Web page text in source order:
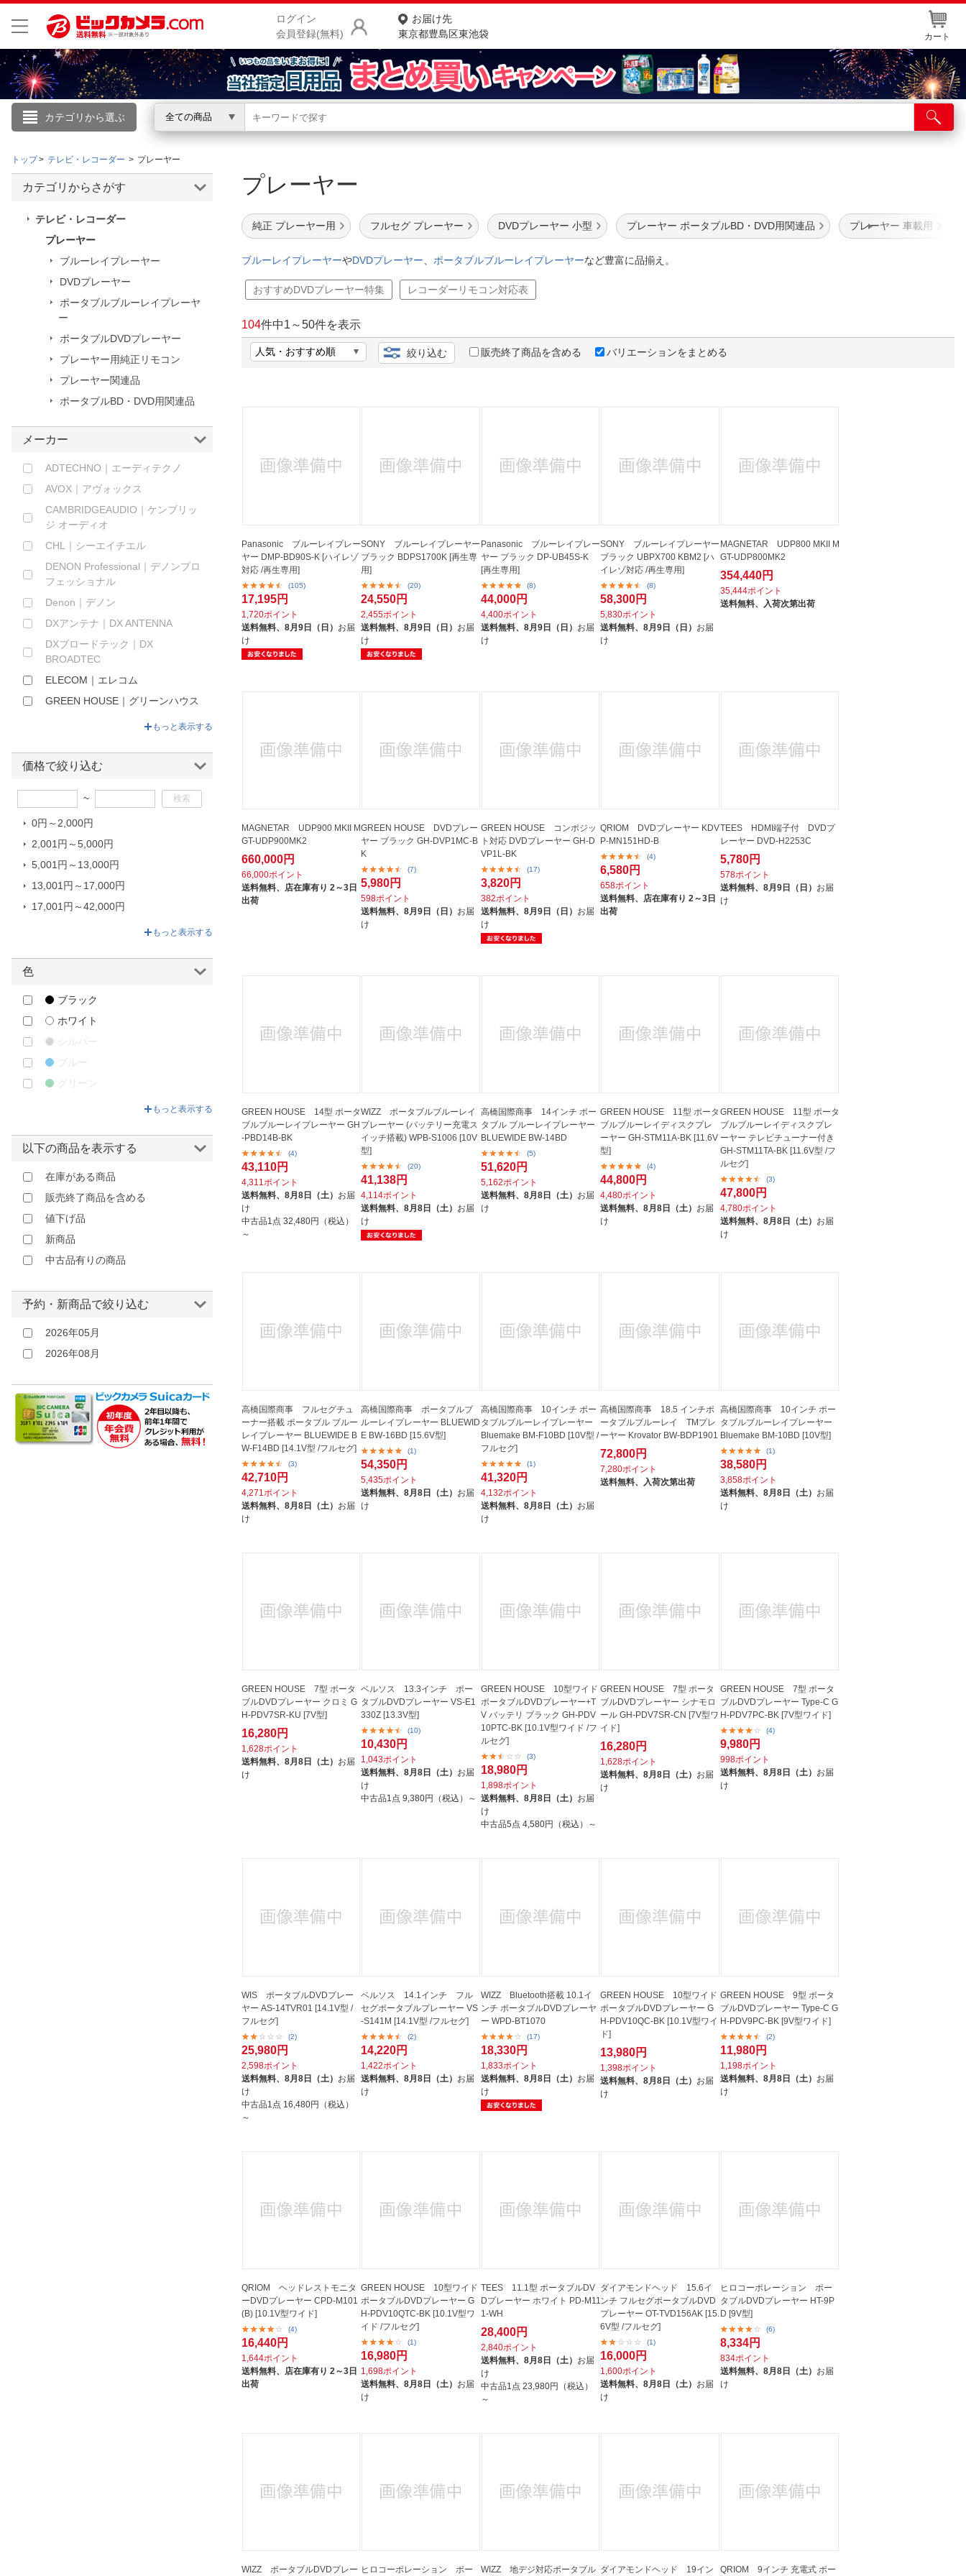
ログイン
会員登録(無料)
お届け先
東京都豊島区東池袋
カート
カテゴリから選ぶ 全ての商品
こんにちは
ログイン
会員メニュー
お買いもの履歴
閲覧履歴
ほしいもの
お知らせ
お客様サポート
ご利用ガイド
ご利用規約
店舗情報・店舗一覧
IR情報
トップ テレビ・レコーダー プレーヤー
プレーヤー
純正 プレーヤー用 フルセグ プレーヤー DVDプレーヤー 小型 プレーヤー ポータブルBD・DVD用関連品 プレーヤー 車載用
ブルーレイプレーヤーやDVDプレーヤー ポータブルブルーレイプレーヤーなど豊富に品揃え。
おすすめDVDプレーヤー特集 レコーダーリモコン対応表
104件中1 ～50件を表示
絞り込む 販売終了商品を含める バリエーションをまとめる
Panasonic ブルーレイプレー
ヤー DMP-BD90S-K [ハイレゾ
対応 /再生専用]
(105)
17,195円
1,720ポイント
送料無料、 8月9日（日） お届
け
SONY ブルーレイプレーヤー
ブラック BDPS1700K [再生専
用]
(20)
24,550円
2,455ポイント
送料無料、8月9日（日） お届
け
Panasonic ブルーレイプレー
ヤー ブラック DP-UB45S-K
[再生専用]
(8)
44,000円
4,400ポイント
送料無料、 8月9日（日） お届
け
SONY ブルーレイプレーヤー
ブラック UBPX700 KBM2 [ハ
イレゾ対応 /再生専用]
(8)
58,300円
5,830ポイント
送料無料、8月9日（日） お届
け
MAGNETAR UDP800 MKII M
GT-UDP800MK2
354,440円
35,444ポイント
送料無料、
入荷次第出荷
MAGNETAR UDP900 MKII M
GT-UDP900MK2
660,000円
66,000ポイント
送料無料、 店在庫有り 2～3日
出荷
GREEN HOUSE DVDプレー
ヤー ブラック GH-DVP1MC-B
K
(7)
5,980円
598ポイント
送料無料、8月9日（日） お届
け
GREEN HOUSE コンポジッ
ト対応 DVDプレーヤー GH-D
VP1L-BK
(17)
3,820円
382ポイント
送料無料、 8月9日（日） お届
け
QRIOM DVDプレーヤー KDV
P-MN151HD-B
(4)
6,580円
658ポイント
送料無料、 店在庫有り 2～3日
出荷
TEES HDMI端子付 DVDプ
レーヤー DVD-H2253C
5,780円
578ポイント
送料無料、 8月9日（日） お届
け
GREEN HOUSE 14型 ポータ
ブルブルーレイプレーヤー GH
-PBD14B-BK
(4)
43,110円
4,311ポイント
送料無料、 8月8日（土） お届
け
中古品1点 32,480円（税込）
～
WIZZ ポータブルブルーレイ
プレーヤー (バッテリー充電ス
イッチ搭載) WPB-S1006 [10V
型]
(20)
41,138円
4,114ポイント
送料無料、8月8日（土） お届
け
高橋国際商事 14インチ ポー
タブル ブルーレイプレーヤー
BLUEWIDE BW-14BD
(5)
51,620円
5,162ポイント
送料無料、 8月8日（土） お届
け
GREEN HOUSE 11型 ポータ
ブルブルーレイディスクプレ
ーヤー GH-STM11A-BK [11.6V
型]
(4)
44,800円
4,480ポイント
送料無料、8月8日（土） お届
け
GREEN HOUSE 11型 ポータ
ブルブルーレイディスクプレ
ーヤー テレビチューナー付き
GH-STM11TA-BK [11.6V型 /フ
ルセグ]
(3)
47,800円
4,780ポイント
送料無料、 8月8日（土） お届
け
高橋国際商事 フルセグチュ
ーナー搭載 ポータブル ブルー
レイプレーヤー BLUEWIDE B
W-F14BD [14.1V型 /フルセグ]
(3)
42,710円
4,271ポイント
送料無料、 8月8日（土） お届
け
高橋国際商事 ポータブルブ
ルーレイプレーヤー BLUEWID
E BW-16BD [15.6V型]
(1)
54,350円
5,435ポイント
送料無料、8月8日（土） お届
け
高橋国際商事 10インチ ポー
タブルブルーレイプレーヤー
Bluemake BM-F10BD [10V型 /
フルセグ]
(1)
41,320円
4,132ポイント
送料無料、 8月8日（土） お届
け
高橋国際商事 18.5 インチポ
ータブルブルーレイ TMプレ
ーヤー Krovator BW-BDP1901
72,800円
7,280ポイント
送料無料、
入荷次第出荷
高橋国際商事 10インチ ポー
タブルブルーレイプレーヤー
Bluemake BM-10BD [10V型]
(1)
38,580円
3,858ポイント
送料無料、 8月8日（土） お届
け
GREEN HOUSE 7型 ポータ
ブルDVDプレーヤー クロミ G
H-PDV7SR-KU [7V型]
16,280円
1,628ポイント
送料無料、 8月8日（土） お届
け
ベルソス 13.3インチ ポー
タブルDVDプレーヤー VS-E1
330Z [13.3V型]
(10)
10,430円
1,043ポイント
送料無料、8月8日（土） お届
け
中古品1点9,380円（税込）～
GREEN HOUSE 10型ワイド
ポータブルDVDプレーヤー+T
V バッテリ ブラック GH-PDV
10PTC-BK [10.1V型ワイド /フ
ルセグ]
(3)
18,980円
1,898ポイント
送料無料、 8月8日（土） お届
け
中古品5点 4,580円（税込）～
GREEN HOUSE 7型 ポータ
ブルDVDプレーヤー シナモロ
ール GH-PDV7SR-CN [7V型ワ
イド]
16,280円
1,628ポイント
送料無料、8月8日（土） お届
け
GREEN HOUSE 7型 ポータ
ブルDVDプレーヤー Type-C G
H-PDV7PC-BK [7V型ワイド]
(4)
9,980円
998ポイント
送料無料、 8月8日（土） お届
け
WIS ポータブルDVDプレー
ヤー AS-14TVR01 [14.1V型 /
フルセグ]
(2)
25,980円
2,598ポイント
送料無料、 8月8日（土） お届
け
中古品1点 16,480円（税込）
～
ベルソス 14.1インチ フル
セグポータブルプレーヤー VS
-S141M [14.1V型 /フルセグ]
(2)
14,220円
1,422ポイント
送料無料、8月8日（土） お届
け
WIZZ Bluetooth搭載 10.1イ
ンチ ポータブルDVDプレーヤ
ー WPD-BT1070
(17)
18,330円
1,833ポイント
送料無料、 8月8日（土） お届
け
GREEN HOUSE 10型ワイド
ポータブルDVDプレーヤー G
H-PDV10QC-BK [10.1V型ワイ
ド]
13,980円
1,398ポイント
送料無料、8月8日（土） お届
け
GREEN HOUSE 9型 ポータ
ブルDVDプレーヤー Type-C G
H-PDV9PC-BK [9V型ワイド]
(2)
11,980円
1,198ポイント
送料無料、 8月8日（土） お届
け
QRIOM ヘッドレストモニタ
ーDVDプレーヤー CPD-M101
(B) [10.1V型ワイド]
(4)
16,440円
1,644ポイント
送料無料、 店在庫有り 2～3日
出荷
GREEN HOUSE 10型ワイド
ポータブルDVDプレーヤー G
H-PDV10QTC-BK [10.1V型ワ
イド /フルセグ]
(1)
16,980円
1,698ポイント
送料無料、8月8日（土） お届
け
TEES 11.1型 ポータブルDV
Dプレーヤー ホワイト PD-M11
1-WH
28,400円
2,840ポイント
送料無料、 8月8日（土） お届
け
中古品1点 23,980円（税込）
～
ダイアモンドヘッド 15.6イ
ンチ フルセグポータブルDVD
プレーヤー OT-TVD156AK [15.
6V型 /フルセグ]
(1)
16,000円
1,600ポイント
送料無料、8月8日（土） お届
け
ヒロコーポレーション ポー
タブルDVDプレーヤー HT-9P
D [9V型]
(6)
8,334円
834ポイント
送料無料、 8月8日（土） お届
け
WIZZ ポータブルDVDプレー ヒロコーポレーション ポー WIZZ 地デジ対応ポータブル ダイアモンドヘッド 19イン QRIOM 9インチ 充電式 ポー
カテゴリからさがす
テレビ・レコーダー
プレーヤー
ブルーレイプレーヤー
DVDプレーヤー
ポータブルブルーレイプレーヤ
ー
ポータブルDVDプレーヤー
プレーヤー用純正リモコン
プレーヤー関連品
ポータブルBD・DVD用関連品
メーカー
ADTECHNO｜エーディテクノ
AVOX｜アヴォックス
CAMBRIDGEAUDIO｜ケンブリッ
ジ オーディオ
CHL｜シーエイチエル
DENON Professional｜デノンプロ
フェッショナル
Denon｜デノン
DXアンテナ｜DX ANTENNA
DXブロードテック｜DX
BROADTEC
ELECOM｜エレコム
GREEN HOUSE｜グリーンハウス
I-O DATA｜アイオーデータ
MAGNETAR｜マグネター
OPPO｜オッポ
ORIGINAL BASIC｜オリジナルベ
ーシック
OVERTIME
Panasonic｜パナソニック
PIONEER｜パイオニア
siroca｜シロカ
SONY｜ソニー
TASCAM｜タスカム
TEAC｜ティアック
TEES
TMIジャパン｜TMI JAPAN
TOHO｜トーホー
TWINBIRD｜ツインバード
WIS｜ウィズ
WIZZ｜ウィズ
イトウ｜ITO
ウィズ｜WiZ
エスキュービズムエレクトリック
オンキヨー｜ONKYO
オーム電機｜OHM ELECTRIC
クマザキエイム｜KUMAZAKI AIM
サンワサプライ｜SANWA SUPPLY
シーエスロジネット
もっと表示する
価格で絞り込む
~
0円～2,000円
2,001円～5,000円
5,001円～13,000円
13,001円～17,000円
17,001円～42,000円
もっと表示する
色
ブラック
ホワイト
シルバー
ブルー
グリーン
その他
もっと表示する
以下の商品を表示する
在庫がある商品
販売終了商品を含める
値下げ品
新商品
中古品有りの商品
予約・新商品で絞り込む
2026年05月
2026年08月